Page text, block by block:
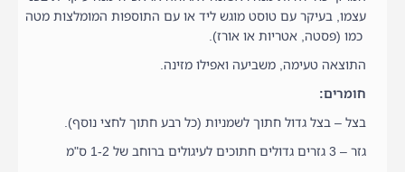
עצמו, בעיקר עם טוסט מוגש ליד או עם התוספות המומלצות מטה
כמו (פסטה, אטריות או אורז).
התוצאה טעימה, משביעה ואפילו מזינה.
חומרים:
בצל – בצל גדול חתוך לשמניות (כל רבע חתוך לחצי נוסף).
גזר – 3 גזרים גדולים חתוכים לעיגולים ברוחב של 1-2 ס"מ